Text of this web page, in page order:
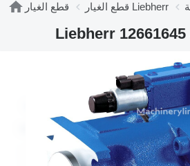
قطع الغيار قطع الغيار Liebherr